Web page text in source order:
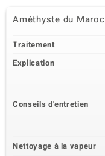
Améthyste du Maroc
Traitement
Explication
Conseils d'entretien
Nettoyage à la vapeur